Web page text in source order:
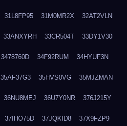
31L8FP95 31M0MR2X 32AT2VLN
33ANXYRH 33CR504T 33DY1V30
3478760D 34F92RUM 34HYUF3N
35AF37G3 35HVS0VG 35MJZMAN
36NU8MEJ 36U7Y0NR 376J215Y
37IHO75D 37JQKID8 37X9FZP9